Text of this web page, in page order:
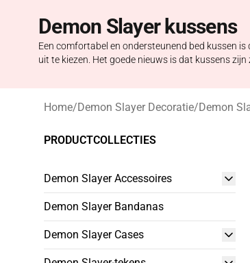
Demon Slayer kussens
Een comfortabel en ondersteunend bed kussen
uit te kiezen. Het goede nieuws is dat kussens
Home/Demon Slayer Decoratie/Demon
PRODUCTCOLLECTIES
Demon Slayer Accessoires
Demon Slayer Bandanas
Demon Slayer Cases